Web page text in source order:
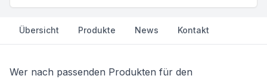
Übersicht Produkte News Kontakt
Wer nach passenden Produkten für den